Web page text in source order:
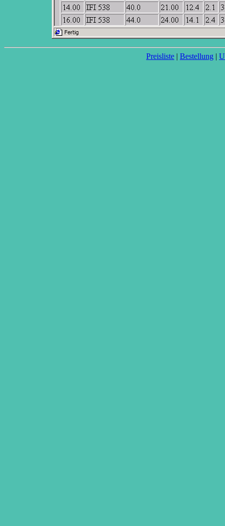
Preisliste | Bestellung |